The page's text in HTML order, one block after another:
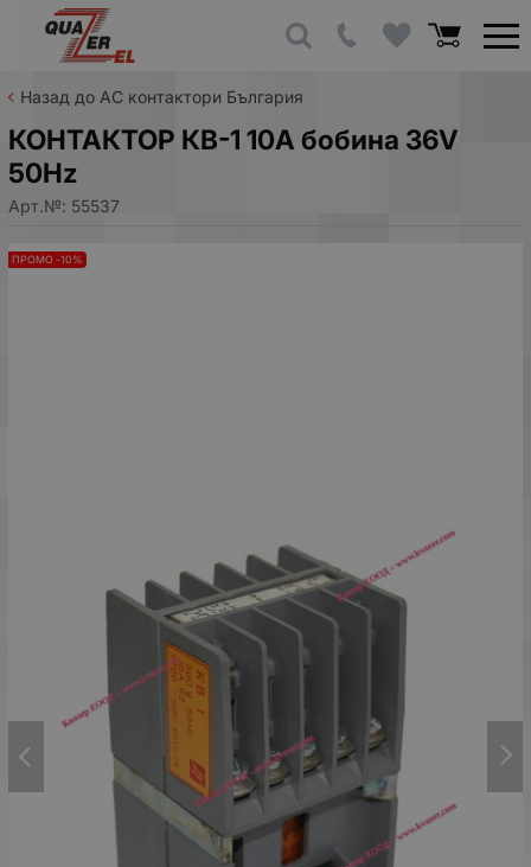
Назад до AC контактори България
КОНТАКТОР КВ-1 10A бобина 36V
50Hz
Арт.№: 55537
ПРОМО -10%